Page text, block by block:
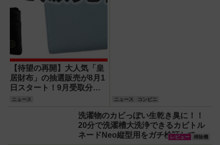
【待望の再開】大人気「皇
居財布」の抽選販売が8月1
日スタート！9月受取分の
申込方法・値上げ情報・注
意点まとめ
ニュース ニュース コンビニ
洗濯物のカビっぽい生乾き臭に！！
20分で洗濯槽大洗浄できるカビトル
ネードNeo縦型用をガチ検証して分
レビュー 掃除機